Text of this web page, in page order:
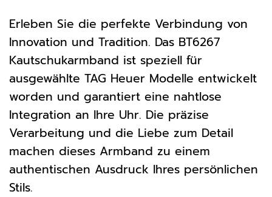
Erleben Sie die perfekte Verbindung von
Innovation und Tradition. Das BT6267
Kautschukarmband ist speziell für
ausgewählte TAG Heuer Modelle entwickelt
worden und garantiert eine nahtlose
Integration an Ihre Uhr. Die präzise
Verarbeitung und die Liebe zum Detail
machen dieses Armband zu einem
authentischen Ausdruck Ihres persönlichen
Stils.